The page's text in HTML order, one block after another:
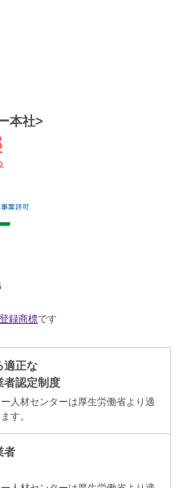
本社>
登録商標です
適正な
者認定制度
人材センターは厚生労働省より適
す。
者